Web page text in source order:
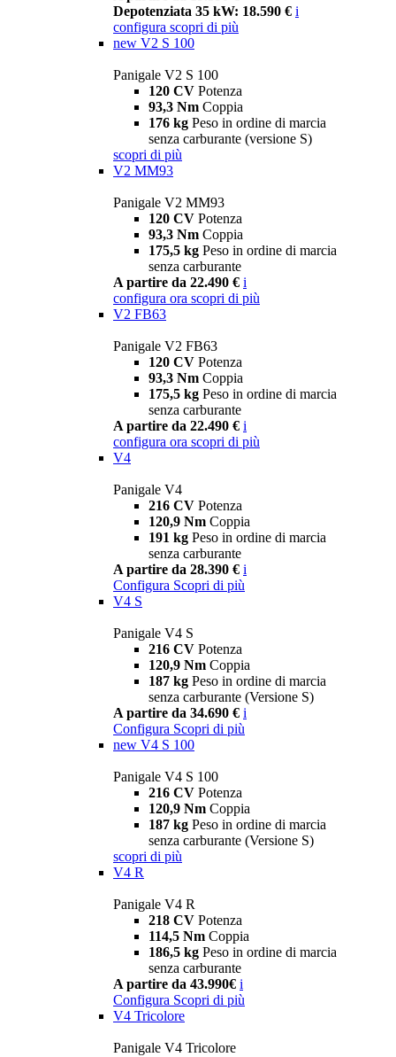
Depotenziata 35 kW: 18.590 € i
configura scopri di più
new V2 S 100
Panigale V2 S 100
120 CV Potenza
93,3 Nm Coppia
176 kg Peso in ordine di marcia
senza carburante (versione S)
scopri di più
V2 MM93
Panigale V2 MM93
120 CV Potenza
93,3 Nm Coppia
175,5 kg Peso in ordine di marcia
senza carburante
A partire da 22.490 € i
configura ora scopri di più
V2 FB63
Panigale V2 FB63
120 CV Potenza
93,3 Nm Coppia
175,5 kg Peso in ordine di marcia
senza carburante
A partire da 22.490 € i
configura ora scopri di più
V4
Panigale V4
216 CV Potenza
120,9 Nm Coppia
191 kg Peso in ordine di marcia
senza carburante
A partire da 28.390 € i
Configura Scopri di più
V4 S
Panigale V4 S
216 CV Potenza
120,9 Nm Coppia
187 kg Peso in ordine di marcia
senza carburante (Versione S)
A partire da 34.690 € i
Configura Scopri di più
new V4 S 100
Panigale V4 S 100
216 CV Potenza
120,9 Nm Coppia
187 kg Peso in ordine di marcia
senza carburante (Versione S)
scopri di più
V4 R
Panigale V4 R
218 CV Potenza
114,5 Nm Coppia
186,5 kg Peso in ordine di marcia
senza carburante
A partire da 43.990€ i
Configura Scopri di più
V4 Tricolore
Panigale V4 Tricolore